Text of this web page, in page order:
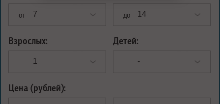
от до
Взрослых: Детей:
Цена (рублей):